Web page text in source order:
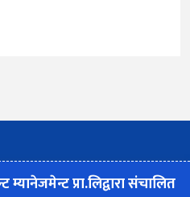
प्रा.लिद्वारा संचालित